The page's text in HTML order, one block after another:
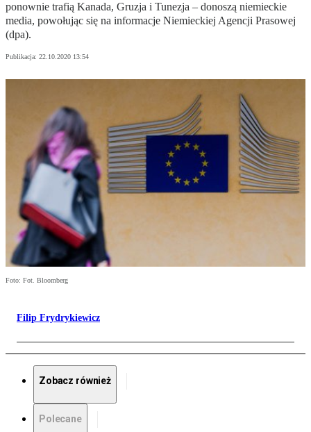
ponownie trafią Kanada, Gruzja i Tunezja – donoszą niemieckie
media, powołując się na informacje Niemieckiej Agencji Prasowej
(dpa).
Publikacja: 22.10.2020 13:54
Foto: Fot. Bloomberg
Filip Frydrykiewicz
Zobacz również
Polecane